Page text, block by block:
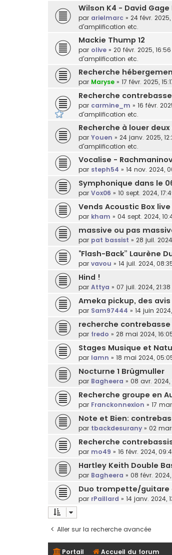
Wilson K4 - David
par arielmarc » 24 févr. 2025,
d'amplification etc.
Mackie Thump 12
par olive » 20 févr. 2025, 16:56
d'amplification etc.
Recherche
par Maryse » 17 févr. 2025,
Recherche
par carmine_m » 16 févr.
d'amplification etc.
Recherche à louer
par Youen » 24 janv. 2025,
d'amplification etc.
Vocalise -
par steph54 » 14 nov. 2024,
Symphonique dans le
par Vox06 » 10 sept. 2024,
Vends Acoustic Box
par kham » 04 sept. 2024,
massive ou pas
par pat bassist » 28 juil.
“Flash-Back” Laurène
par vavou » 14 juil. 2024,
Hind !
par Attya » 07 juil. 2024, 21:38
Ameka pickup, des avis
par Sam97444 » 14 juin
recherche
par fredo » 28 mai 2024,
Stages Musique et
par lamn » 18 mai 2024,
Nocturne 1 Brügmuller
par Bagheera » 08 avr. 2024,
Recherche groupe en
par Franckonnexion » 17
Note et Bien:
par tbackdesurany » 02
Recherche
par mo49 » 16 févr. 2024,
Hartley Keith Double
par Bagheera » 08 févr.
Duo trompette/guitare
par rPaillard » 14 janv. 2024,
Aller sur la recherche avancée
Portail Accueil du forum